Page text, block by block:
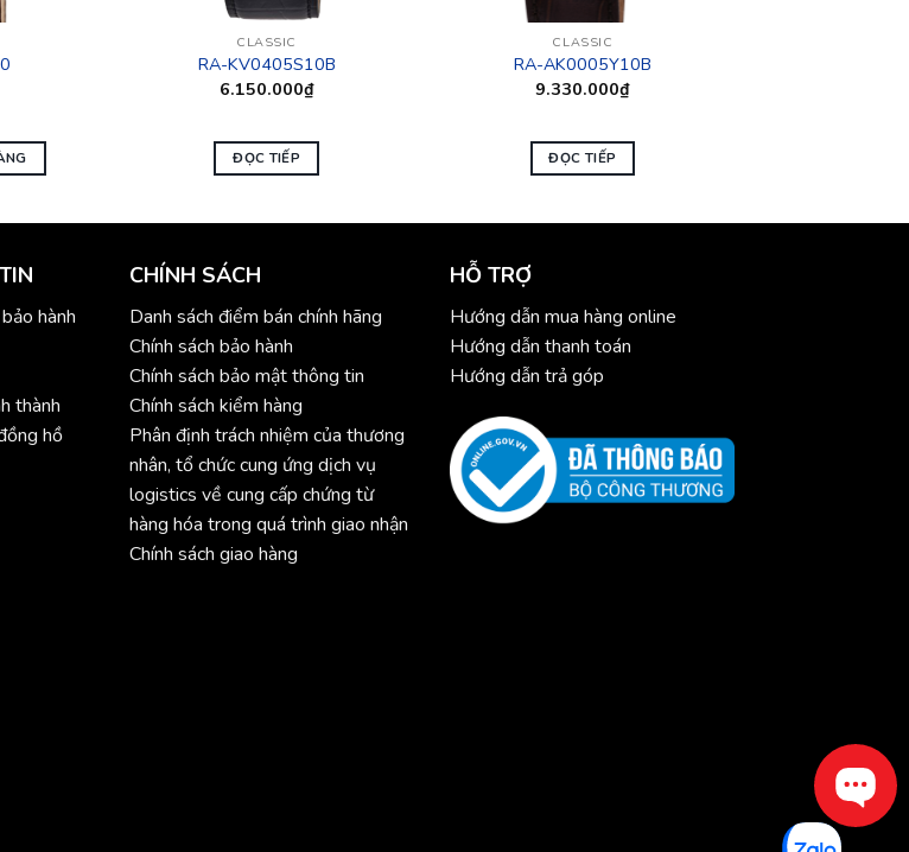
CLASSIC
RA-KV0405S10B
6.150.000₫
ĐỌC TIẾP
CLASSIC
RA-AK0005Y10B
9.330.000₫
ĐỌC TIẾP
hành
thành
hồ
CHÍNH SÁCH
Danh sách điểm bán chính hãng
Chính sách bảo hành
Chính sách bảo mật thông tin
Chính sách kiểm hàng
Phân định trách nhiệm của thương
nhân, tổ chức cung ứng dịch vụ
logistics về cung cấp chứng từ
hàng hóa trong quá trình giao nhận
Chính sách giao hàng
HỖ TRỢ
Hướng dẫn mua hàng online
Hướng dẫn thanh toán
Hướng dẫn trả góp